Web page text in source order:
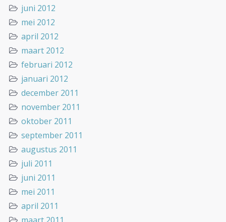
juni 2012
mei 2012
april 2012
maart 2012
februari 2012
januari 2012
december 2011
november 2011
oktober 2011
september 2011
augustus 2011
juli 2011
juni 2011
mei 2011
april 2011
maart 2011